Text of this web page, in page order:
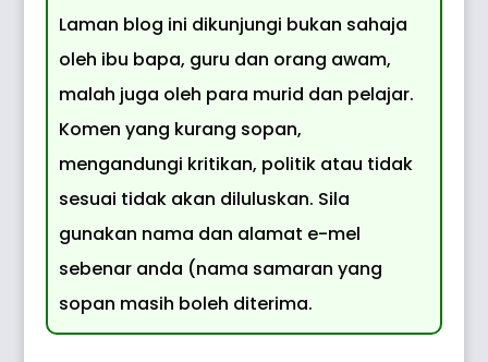
Laman blog ini dikunjungi bukan sahaja
oleh ibu bapa, guru dan orang awam,
malah juga oleh para murid dan pelajar.
Komen yang kurang sopan,
mengandungi kritikan, politik atau tidak
sesuai tidak akan diluluskan. Sila
gunakan nama dan alamat e-mel
sebenar anda (nama samaran yang
sopan masih boleh diterima.